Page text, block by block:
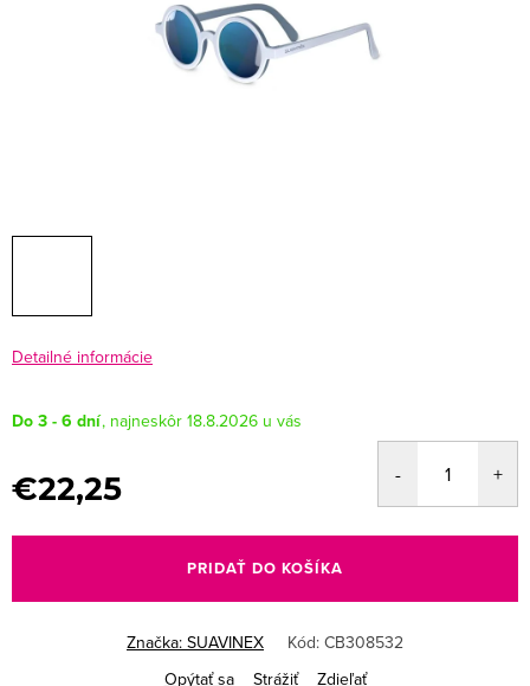
Detailné informácie
Do 3 - 6 dní 18.8.2026
€22,25
cena:
PRIDAŤ DO KOŠÍKA
Značka: SUAVINEX Kód: CB308532
Opýtať sa
Strážiť Zdieľať